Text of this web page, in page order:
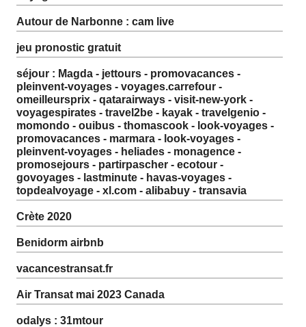
Autour de Narbonne : cam live
jeu pronostic gratuit
séjour : Magda - jettours - promovacances -
pleinvent-voyages - voyages.carrefour -
omeilleursprix - qatarairways - visit-new-york -
voyagespirates - travel2be - kayak - travelgenio -
momondo - ouibus - thomascook - look-voyages -
promovacances - marmara - look-voyages -
pleinvent-voyages - heliades - monagence -
promosejours - partirpascher - ecotour -
govoyages - lastminute - havas-voyages -
topdealvoyage - xl.com - alibabuy - transavia
Crète 2020
Benidorm airbnb
vacancestransat.fr
Air Transat mai 2023 Canada
odalys : 31mtour